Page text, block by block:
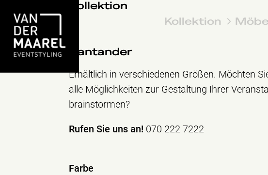
Kollektion
Kollektion
Santander
Erhältlich in verschiedenen Größen. Möchten
alle Möglichkeiten zur Gestaltung Ihrer
brainstormen?
Rufen Sie uns an! 070 222 7222
Farbe